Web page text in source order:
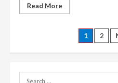
Read MoreRead
more
Anaknya
Usai
Posts
1 2
Search